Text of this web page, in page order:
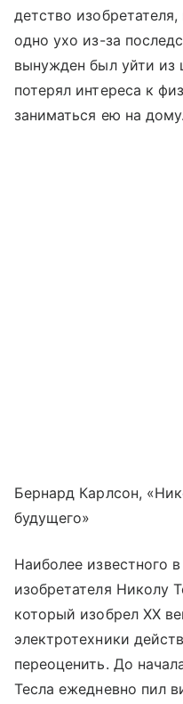
детство
одно ухо из-за
вынужден был уйти из
потерял интереса к
заниматься ею на дому.
Бернард Карлсон,
будущего»
Наиболее известного
изобретателя Николу
который изобрел XX
электротехники
переоценить. До
Тесла ежедневно пил